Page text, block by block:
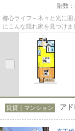
階数
都心ライフ～木々と光に
にこんな隠れ家を見つけ
かりますね♪☆これを機会
賃貸｜マンション ア